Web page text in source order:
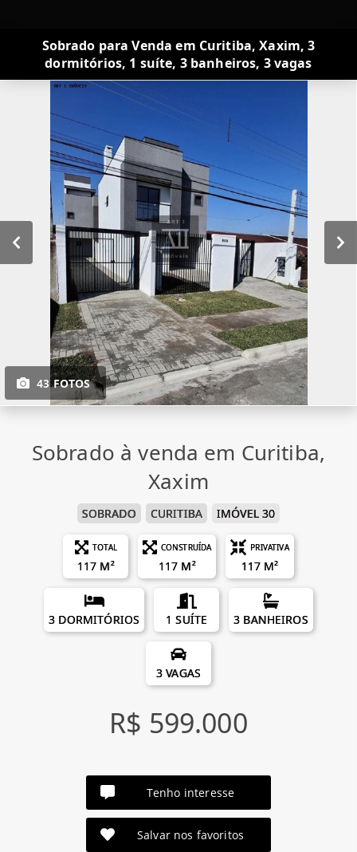
Sobrado para Venda em Curitiba, Xaxim, 3
dormitórios, 1 suíte, 3 banheiros, 3 vagas
43 FOTOS
Sobrado à venda em Curitiba,
Xaxim
SOBRADO CURITIBA IMÓVEL 30
TOTAL
117 M²
CONSTRUÍDA
117 M²
PRIVATIVA
117 M²
3 DORMITÓRIOS 1 SUÍTE 3 BANHEIROS
3 VAGAS
R$ 599.000
Tenho interesse
Salvar nos favoritos